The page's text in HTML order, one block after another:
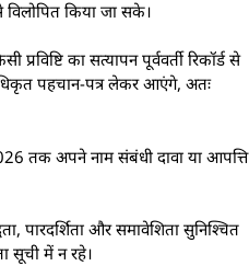
विलोपित किया जा सके।
का सत्यापन पूर्ववर्ती रिकॉर्ड से
पहचान-पत्र लेकर आएंगे, अतः
तक अपने नाम संबंधी दावा या आपत्ति
पारदर्शिता और समावेशिता सुनिश्चित
सूची में न रहे।